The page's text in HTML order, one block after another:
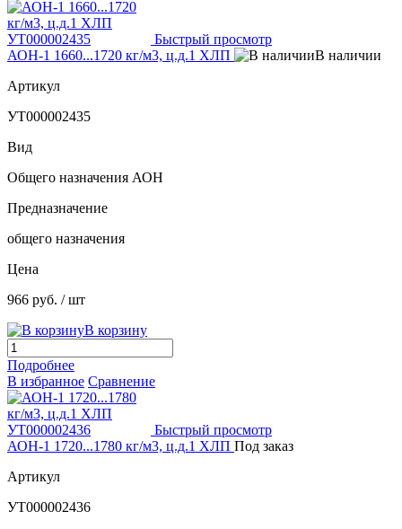
Быстрый просмотр
АОН-1 1660...1720 кг/м3, ц.д.1 ХЛП
В наличии
Артикул
УТ000002435
Вид
Общего назначения АОН
Предназначение
общего назначения
Цена
966 руб. / шт
В корзину
Подробнее
В избранное Сравнение
Быстрый просмотр
АОН-1 1720...1780 кг/м3, ц.д.1 ХЛП Под заказ
Артикул
УТ000002436